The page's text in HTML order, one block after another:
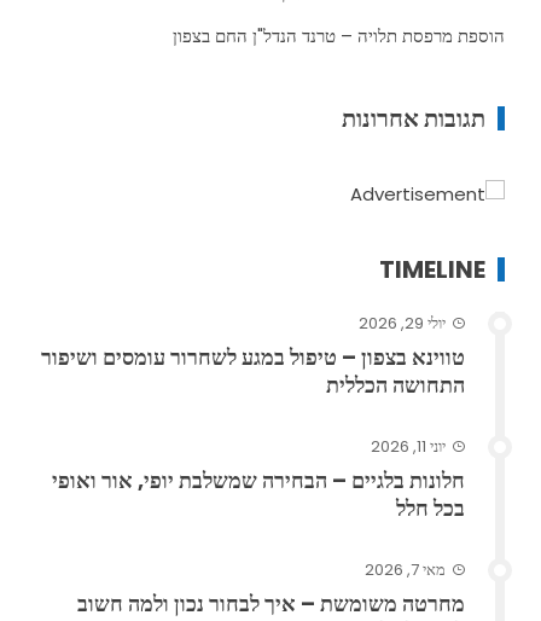
הוספת מרפסת תלויה – טרנד הנדל"ן החם בצפון
תגובות אחרונות
TIMELINE
יולי 29, 2026
טווינא בצפון – טיפול במגע לשחרור עומסים ושיפור
התחושה הכללית
יוני 11, 2026
חלונות בלגיים – הבחירה שמשלבת יופי, אור ואופי
בכל חלל
מאי 7, 2026
מחרטה משומשת – איך לבחור נכון ולמה חשוב